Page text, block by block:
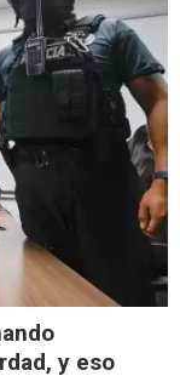
y eso